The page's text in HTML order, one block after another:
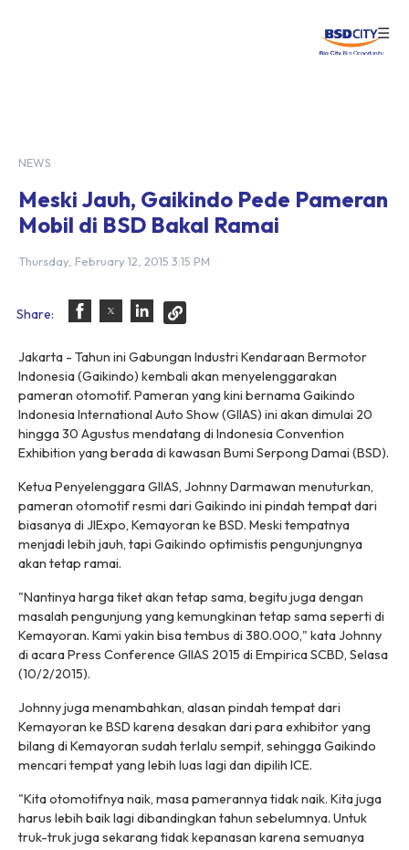
☰
NEWS
Meski Jauh, Gaikindo Pede Pameran
Mobil di BSD Bakal Ramai
Thursday, February 12, 2015 3:15 PM
Share:
Jakarta - Tahun ini Gabungan Industri Kendaraan Bermotor
Indonesia (Gaikindo) kembali akan menyelenggarakan
pameran otomotif. Pameran yang kini bernama Gaikindo
Indonesia International Auto Show (GIIAS) ini akan dimulai 20
hingga 30 Agustus mendatang di Indonesia Convention
Exhibition yang berada di kawasan Bumi Serpong Damai (BSD).
Ketua Penyelenggara GIIAS, Johnny Darmawan menuturkan,
pameran otomotif resmi dari Gaikindo ini pindah tempat dari
biasanya di JIExpo, Kemayoran ke BSD. Meski tempatnya
menjadi lebih jauh, tapi Gaikindo optimistis pengunjungnya
akan tetap ramai.
"Nantinya harga tiket akan tetap sama, begitu juga dengan
masalah pengunjung yang kemungkinan tetap sama seperti di
Kemayoran. Kami yakin bisa tembus di 380.000," kata Johnny
di acara Press Conference GIIAS 2015 di Empirica SCBD, Selasa
(10/2/2015).
Johnny juga menambahkan, alasan pindah tempat dari
Kemayoran ke BSD karena desakan dari para exhibitor yang
bilang di Kemayoran sudah terlalu sempit, sehingga Gaikindo
mencari tempat yang lebih luas lagi dan dipilih ICE.
"Kita otomotifnya naik, masa pamerannya tidak naik. Kita juga
harus lebih baik lagi dibandingkan tahun sebelumnya. Untuk
truk-truk juga sekarang tidak kepanasan karena semuanya